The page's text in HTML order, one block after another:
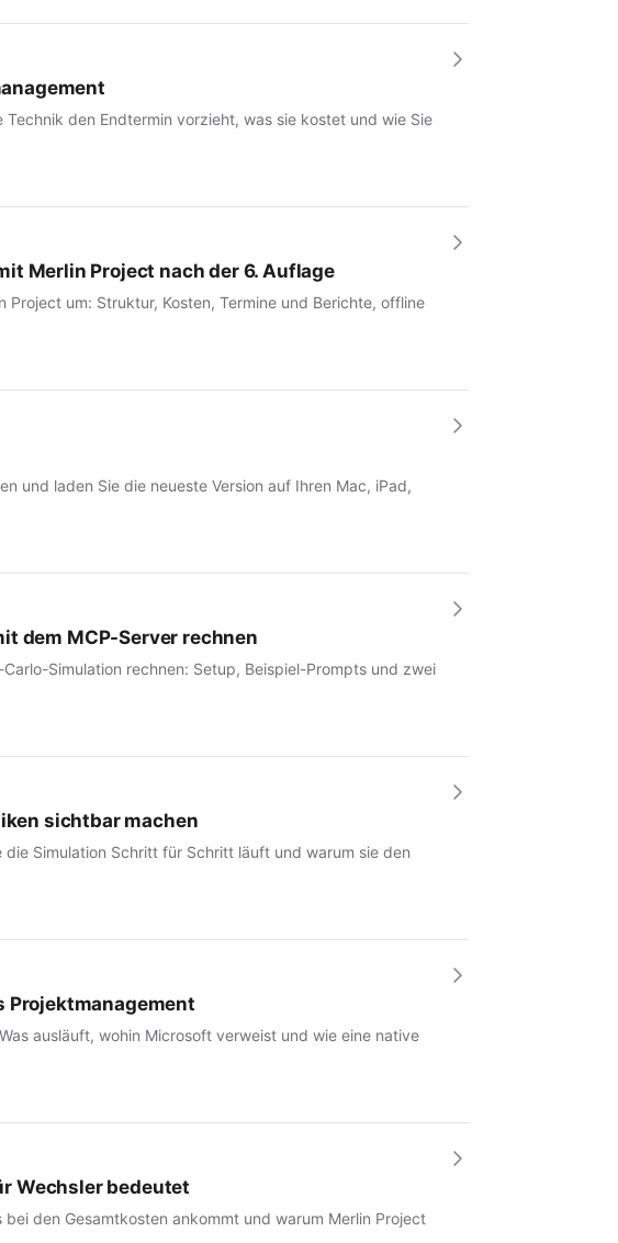
den Endtermin vorzieht, was sie kostet und wie Sie
Merlin Project nach der 6. Auflage
um: Struktur, Kosten, Termine und Berichte, offline
und laden Sie die neueste Version auf Ihren Mac, iPad,
dem MCP-Server rechnen
Simulation rechnen: Setup, Beispiel-Prompts und zwei
sichtbar machen
Simulation Schritt für Schritt läuft und warum sie den
Projektmanagement
ausläuft, wohin Microsoft verweist und wie eine native
Wechsler bedeutet
den Gesamtkosten ankommt und warum Merlin Project